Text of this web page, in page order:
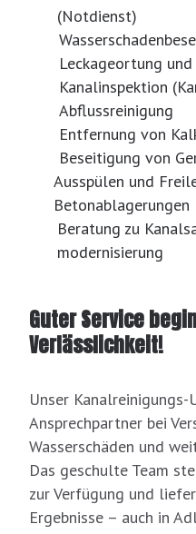
(Notdienst)
Leckageortung
Kanalinspektion
Abflussreinigung
Entfernung von
Beseitigung von
Ausspülen und
Betonablagerungen
Beratung zu
modernisierung
Guter Service
Verlässlichkeit!
Unser
Ansprechpartner bei
Wasserschäden und
Das geschulte Team
zur Verfügung und
Ergebnisse – auch in